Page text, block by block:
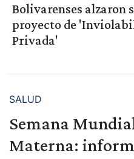
Bolivarenses alzaron
proyecto de
Privada'
SALUD
Semana
Materna: